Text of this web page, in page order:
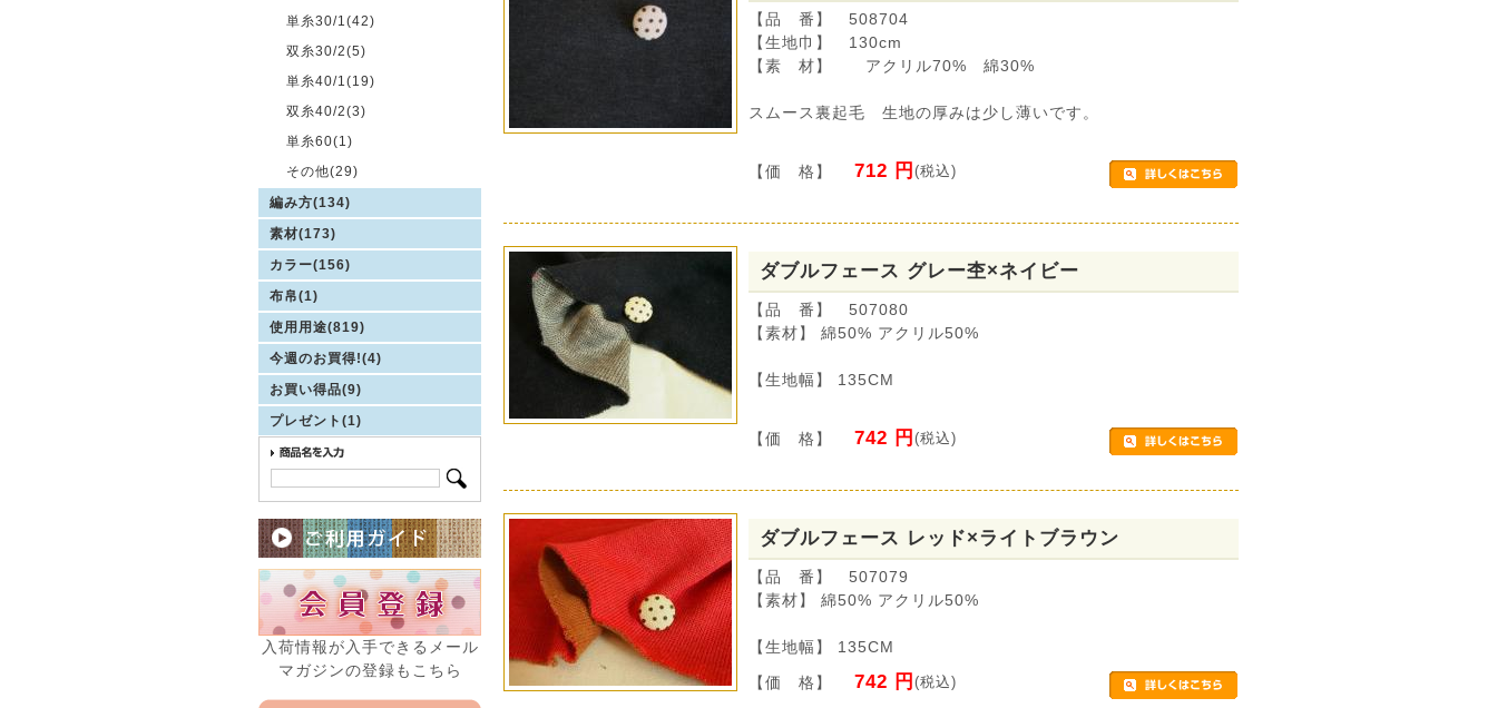
単糸30/1(42)
双糸30/2(5)
単糸40/1(19)
双糸40/2(3)
単糸60(1)
その他(29)
編み方(134)
素材(173)
カラー(156)
布帛(1)
使用用途(819)
今週のお買得!(4)
お買い得品(9)
プレゼント(1)
入荷情報が入手できるメール
マガジンの登録もこちら
【品 番】 508704
【生地巾】 130cm
【素 材】 アクリル70% 綿30%
スムース裏起毛 生地の厚みは少し薄いです。
【価 格】 712 円(税込)
ダブルフェース グレー杢×ネイビー
【品 番】 507080
【素材】 綿50% アクリル50%
【生地幅】 135CM
【価 格】 742 円(税込)
ダブルフェース レッド×ライトブラウン
【品 番】 507079
【素材】 綿50% アクリル50%
【生地幅】 135CM
【価 格】 742 円(税込)